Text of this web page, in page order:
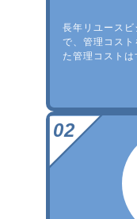
長年リユース
で、管理コス
た管理コストは